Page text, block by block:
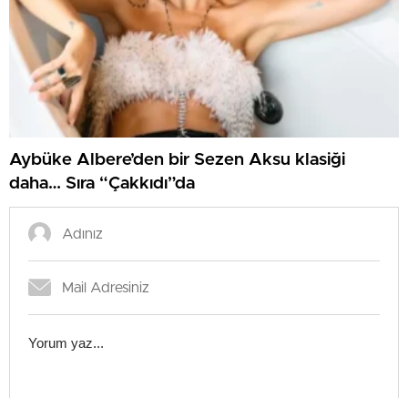
Aybüke Albere’den bir Sezen Aksu klasiği
daha… Sıra “Çakkıdı”da